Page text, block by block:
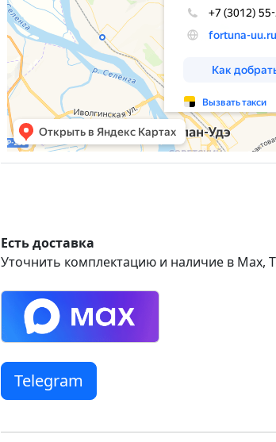
Есть доставка
Уточнить комплектацию и наличие в Max,
Telegram